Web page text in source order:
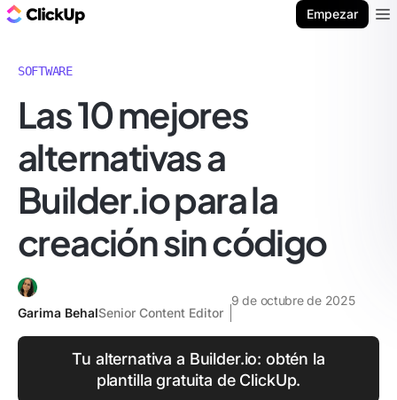
Empezar
SOFTWARE
Las 10 mejores
alternativas a
Builder.io para la
creación sin código
Garima BehalSenior Content Editor
9 de octubre de 2025
Tu alternativa a Builder.io: obtén la
plantilla gratuita de ClickUp.